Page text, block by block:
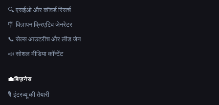
🔍 एसईओ और कीवर्ड रिसर्च
🪧 विज्ञापन क्रिएटिव जेनरेटर
📞 सेल्स आउटरीच और लीड जेन
📣 सोशल मीडिया कॉन्टेंट
💼बिज़नेस
🎙️ इंटरव्यू की तैयारी